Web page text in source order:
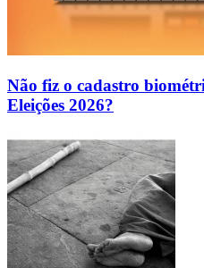
Não fiz o cadastro
Eleições 2026?